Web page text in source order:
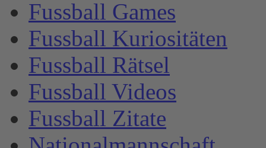
Fussball Games
Fussball Kuriositäten
Fussball Rätsel
Fussball Videos
Fussball Zitate